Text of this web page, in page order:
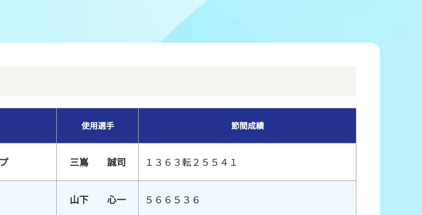
浜名湖
冠レース協賛キャンペーン
使用選手 節間成績
三嶌 誠司 １３６３転２５５４１
山下 心一 ５６６５３６